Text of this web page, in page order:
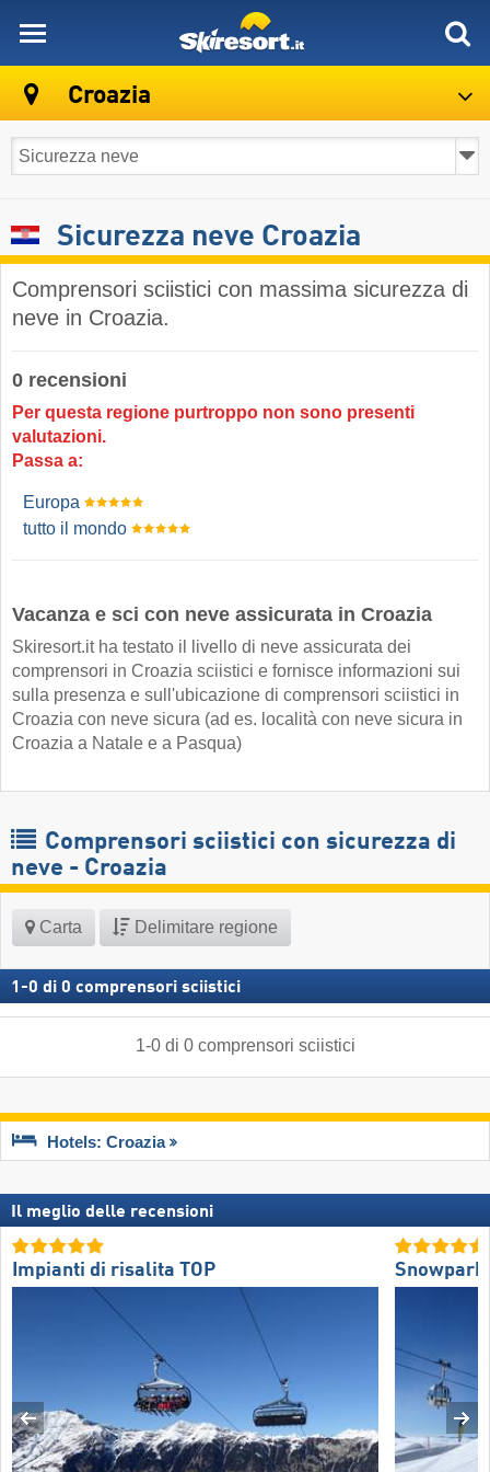
Croazia
Sicurezza neve Croazia
Comprensori sciistici con massima sicurezza di
neve in Croazia.
0 recensioni
Per questa regione purtroppo non sono presenti
valutazioni.
Passa a:
Europa
tutto il mondo
Vacanza e sci con neve assicurata in Croazia
Skiresort.it ha testato il livello di neve assicurata dei
comprensori in Croazia sciistici e fornisce informazioni sui
sulla presenza e sull'ubicazione di comprensori sciistici in
Croazia con neve sicura (ad es. località con neve sicura in
Croazia a Natale e a Pasqua)
Comprensori sciistici con sicurezza di
neve - Croazia
Carta Delimitare regione
1 -0 di 0 comprensori sciistici
1-0di 0 comprensori sciistici
Hotels: Croazia
Il meglio delle recensioni
Impianti di risalita TOP